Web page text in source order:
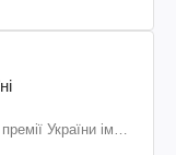
України ім.